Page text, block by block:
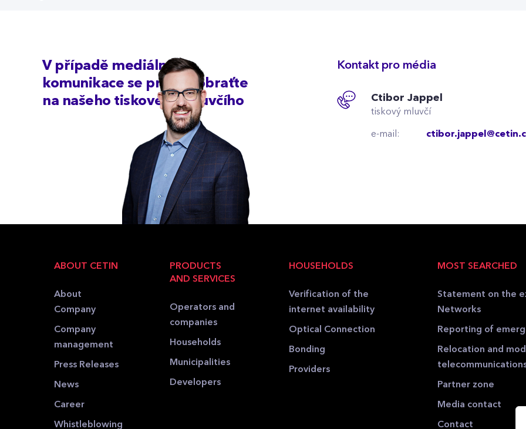
V případě mediální
komunikace se prosím obraťte
na našeho tiskového mluvčího
Kontakt pro média
Ctibor Jappel
tiskový mluvčí
e-mail:
ABOUT CETIN
About
Company
Company
management
Press Releases
News
Career
Whistleblowing
PRODUCTS
AND SERVICES
Operators and
companies
Households
Municipalities
Developers
HOUSEHOLDS
Verification of the
internet availability
Optical Connection
Bonding
Providers
MOST SEARCHED
Statement on the
Networks
Reporting of
Relocation and
Partner zone
Media contact
Contact